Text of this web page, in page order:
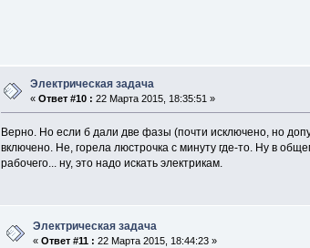
Электрическая задача
«Ответ #10 : 22 Марта 2015, 18:35:51 »
Верно. Но если б дали две фазы (почти исключено, но
включено. Не, горела люстрочка с минуту где-то. Ну в
рабочего... ну, это надо искать электрикам.
Электрическая задача
«Ответ #11 : 22 Марта 2015, 18:44:23 »